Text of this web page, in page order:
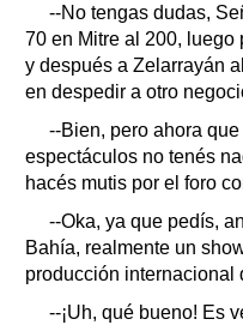
--No tengas dudas,
70 en Mitre al 200,
y después a Zelarrayán
en despedir a otro
--Bien, pero ahora
espectáculos no tenés
hacés mutis por el foro
--Oka, ya que pedís,
Bahía, realmente un
producción internacional
--¡Uh, qué bueno! Es